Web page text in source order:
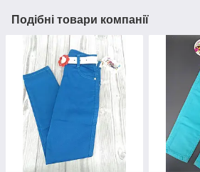
Подібні товари компанії